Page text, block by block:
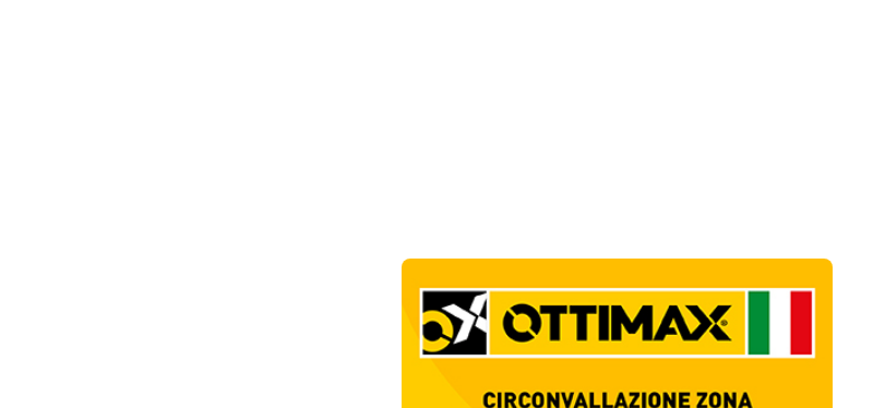
Ultime Notizie
1
Giovanni Paolo II e Mater Olbia Hospital
insieme per i traumi ortopedici
Salute
Olbia, un altro cantiere dimenticato: buca